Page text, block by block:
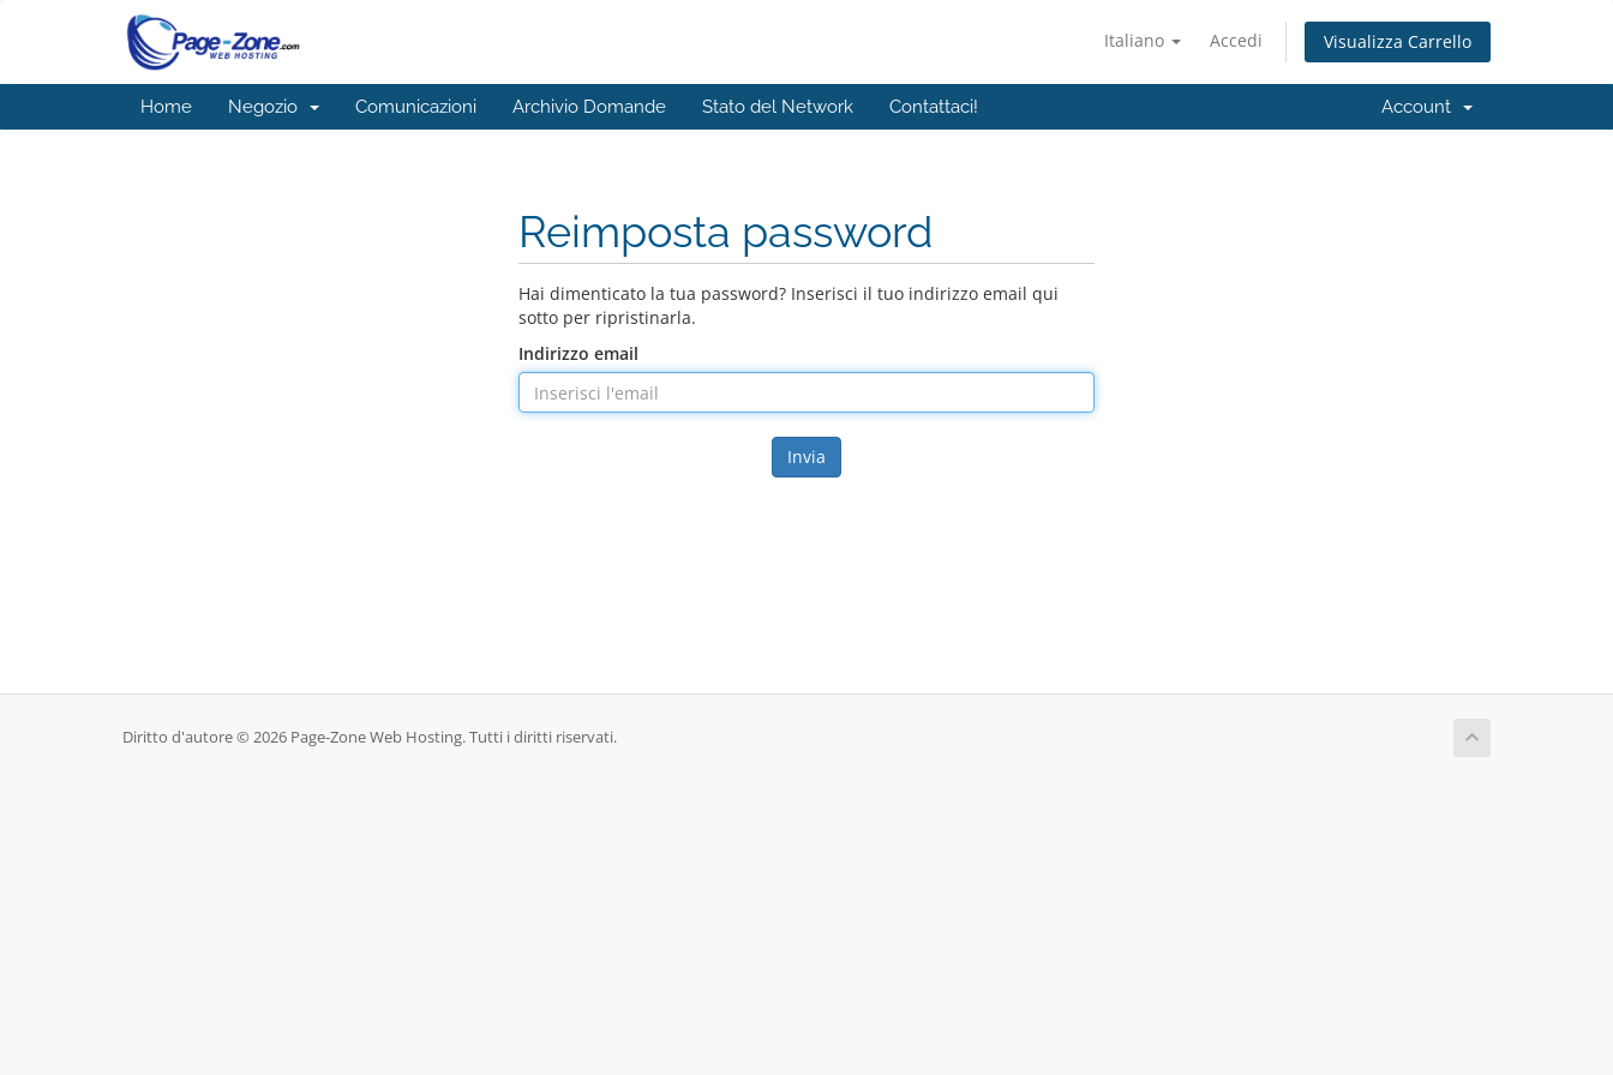
Italiano Accedi Visualizza Carrello
Home Negozio Comunicazioni Archivio Domande Stato del Network Contattaci! Account
Reimposta password
Hai dimenticato la tua password? Inserisci il tuo indirizzo email qui
sotto per ripristinarla.
Indirizzo email
Invia
Diritto d'autore © 2026 Page-Zone Web Hosting. Tutti i diritti riservati.